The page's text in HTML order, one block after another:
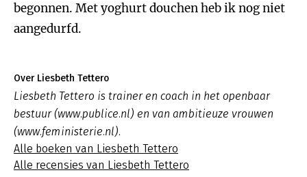
begonnen. Met yoghurt douchen heb ik nog niet
aangedurfd.
Over Liesbeth Tettero
Liesbeth Tettero is trainer en coach in het openbaar
bestuur (www.publice.nl) en van ambitieuze vrouwen
(www.feministerie.nl).
Alle boeken van Liesbeth Tettero
Alle recensies van Liesbeth Tettero